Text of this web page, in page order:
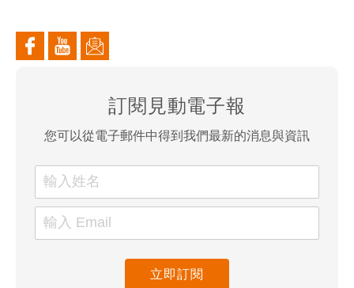
訂閱見動電子報
您可以從電子郵件中得到我們最新的消息與資訊
立即訂閱